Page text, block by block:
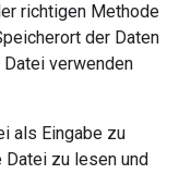
richtigen Methode
der Daten
verwenden
als Eingabe zu
Datei zu lesen und